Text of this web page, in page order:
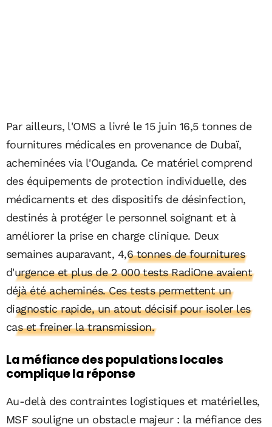
Par ailleurs, l'OMS a livré le 15 juin 16,5 tonnes de
fournitures médicales en provenance de Dubaï,
acheminées via l'Ouganda. Ce matériel comprend
des équipements de protection individuelle, des
médicaments et des dispositifs de désinfection,
destinés à protéger le personnel soignant et à
améliorer la prise en charge clinique. Deux
semaines auparavant, 4,6 tonnes de fournitures
d'urgence et plus de 2 000 tests RadiOne avaient
déjà été acheminés. Ces tests permettent un
diagnostic rapide, un atout décisif pour isoler les
cas et freiner la transmission.
La méfiance des populations locales
complique la réponse
Au-delà des contraintes logistiques et matérielles,
MSF souligne un obstacle majeur : la méfiance des